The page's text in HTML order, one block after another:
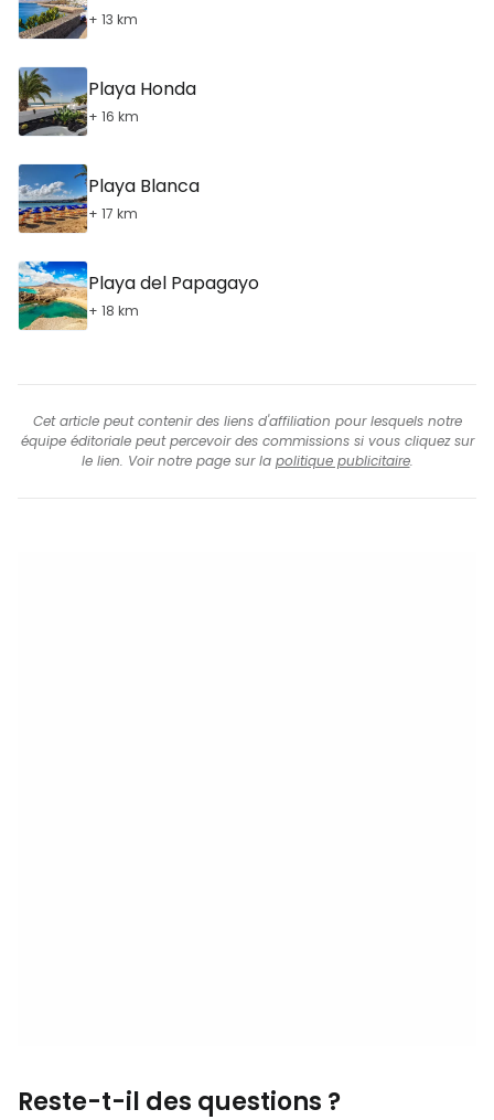
+ 13 km
Playa Honda
+ 16 km
Playa Blanca
+ 17 km
Playa del Papagayo
+ 18 km
Cet article peut contenir des liens d'affiliation pour lesquels notre
équipe éditoriale peut percevoir des commissions si vous cliquez sur
le lien. Voir notre page sur la politique publicitaire.
Reste-t-il des questions ?